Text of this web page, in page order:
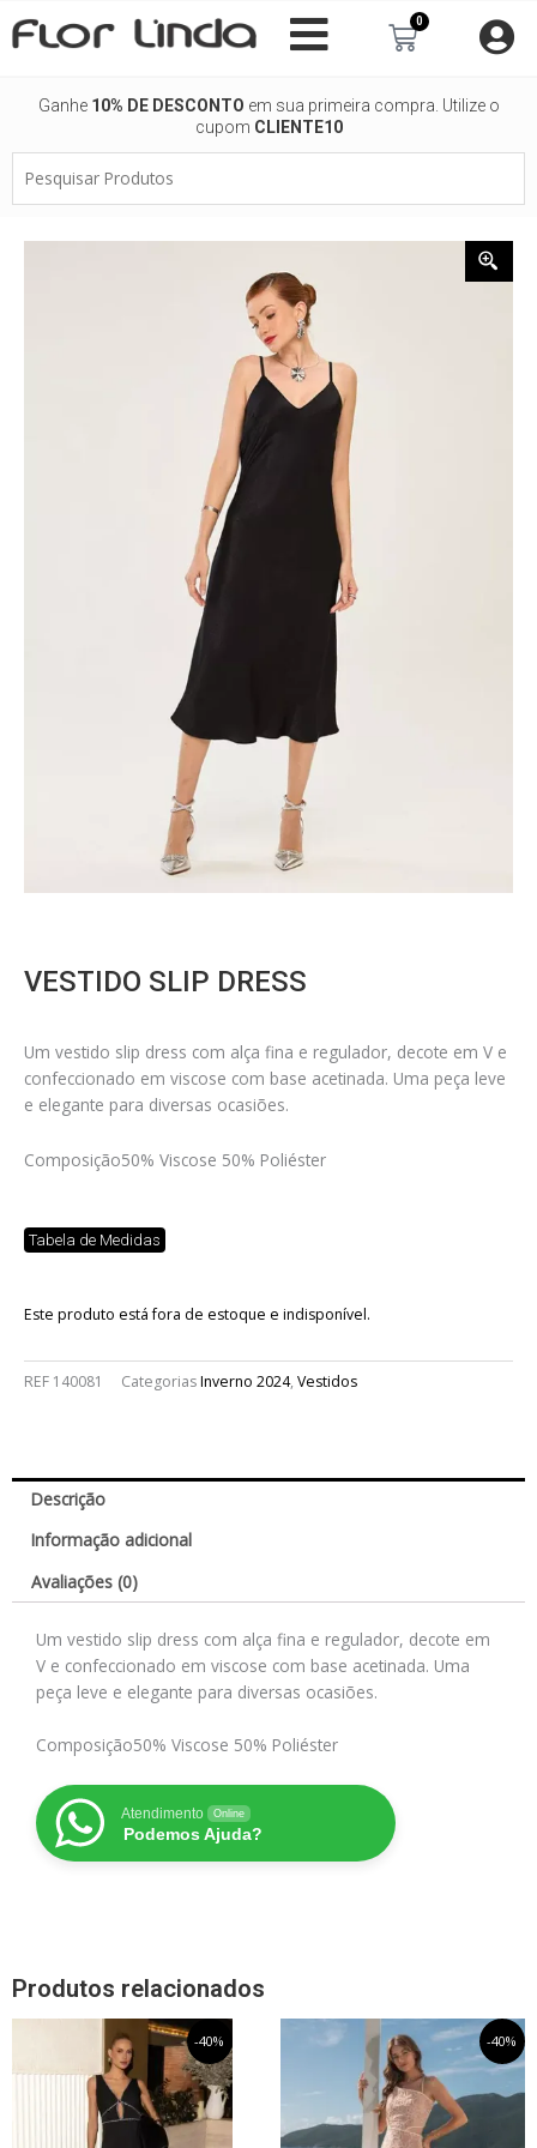
para
0
Carrinho
Ganhe 10% DE DESCONTO em sua primeira compra. Utilize o
cupom CLIENTE10
Produtos
VESTIDO SLIP DRESS
Um vestido slip dress com alça fina e regulador, decote em V e
confeccionado em viscose com base acetinada. Uma peça leve
e elegante para diversas ocasiões.
Composição50% Viscose 50% Poliéster
Tabela de Medidas
Este produto está fora de estoque e indisponível.
REF 140081 CategoriasInverno 2024, Vestidos
Descrição
Informação adicional
Avaliações (0)
Um vestido slip dress com alça fina e regulador, decote em
V e confeccionado em viscose com base acetinada. Uma
peça leve e elegante para diversas ocasiões.
Composição50% Viscose 50% Poliéster
Atendimento Online
Podemos Ajuda?
Produtos relacionados
-40%
preço
original
era:
R$639,99.
O
preço
atual
é:
R$383,99.
Este
produto
tem
várias
variantes.
-40%
preço
original
era:
R$989,99.
O
preço
atual
Este
produto
várias
variantes.